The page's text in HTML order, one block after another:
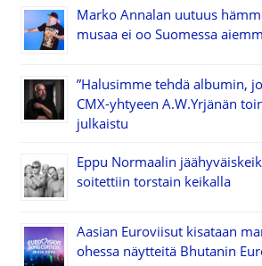
Marko Annalan uutuus
musaa ei oo Suomessa
”Halusimme tehdä albumin,
CMX-yhtyeen A.W.Yrjänän
julkaistu
Eppu Normaalin
soitettiin torstain keikalla
Aasian Euroviisut kisataan
ohessa näytteitä Bhutanin